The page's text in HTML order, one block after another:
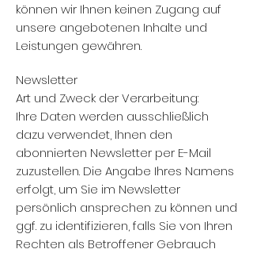
können wir Ihnen keinen Zugang auf
unsere angebotenen Inhalte und
Leistungen gewähren.
Newsletter
Art und Zweck der Verarbeitung:
Ihre Daten werden ausschließlich
dazu verwendet, Ihnen den
abonnierten Newsletter per E-Mail
zuzustellen. Die Angabe Ihres Namens
erfolgt, um Sie im Newsletter
persönlich ansprechen zu können und
ggf. zu identifizieren, falls Sie von Ihren
Rechten als Betroffener Gebrauch